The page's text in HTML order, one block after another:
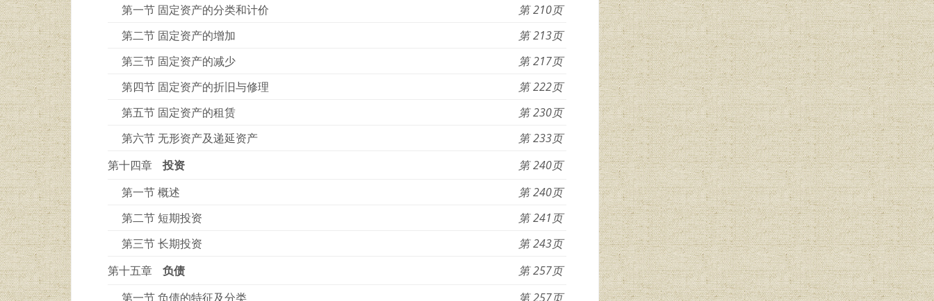
第一节 固定资产的分类和计价
210
第二节 固定资产的增加
213
第三节 固定资产的减少
217
第四节 固定资产的折旧与修理
222
第五节 固定资产的租赁
230
第六节 无形资产及递延资产
233
第十四章
投资
240
第一节 概述
240
第二节 短期投资
241
第三节 长期投资
243
第十五章
负债
257
第一节 负债的特征及分类
257